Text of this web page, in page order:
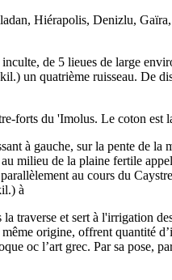
Hiérapolis, Denizlu,
de 5 lieues de large
quatrième ruisseau. De
forts du 'Imolus. Le coton est
à gauche, sur la pente de
milieu de la plaine fertile
au cours du
à
et sert à l'irrigation
origine, offrent quantité
oc l’art grec. Par sa pose,